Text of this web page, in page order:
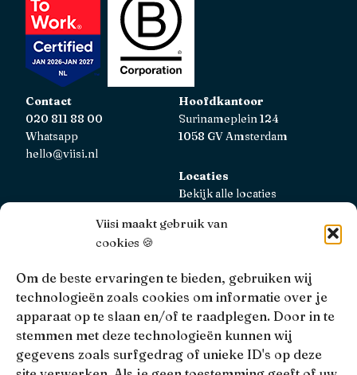
Viisi maakt gebruik van
cookies 🍪
Om de beste ervaringen te bieden, gebruiken wij
technologieën zoals cookies om informatie over je
apparaat op te slaan en/of te raadplegen. Door in te
stemmen met deze technologieën kunnen wij
gegevens zoals surfgedrag of unieke ID's op deze
Contact
020 811 88 00
Whatsapp
hello@viisi.nl
Hoofdkantoor
Surinameplein 124
1058 GV Amsterdam
Locaties
Bekijk alle locaties
Viisi Hypotheken is geregistreerd bij de AFM.
Niet tevreden over onze interne klachtbehandeling, dan
kun je terecht bijKiFiD.